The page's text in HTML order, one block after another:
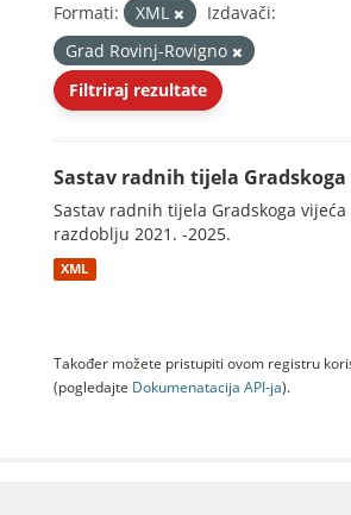
Formati:
XML
Izdavači:
Grad Rovinj-Rovigno
Filtriraj rezultate
Sastav radnih tijela Gradskoga
Sastav radnih tijela Gradskoga
razdoblju 2021. -2025.
XML
Također možete pristupiti ovom registru
(pogledajte Dokumenаtаcijа API-jа).